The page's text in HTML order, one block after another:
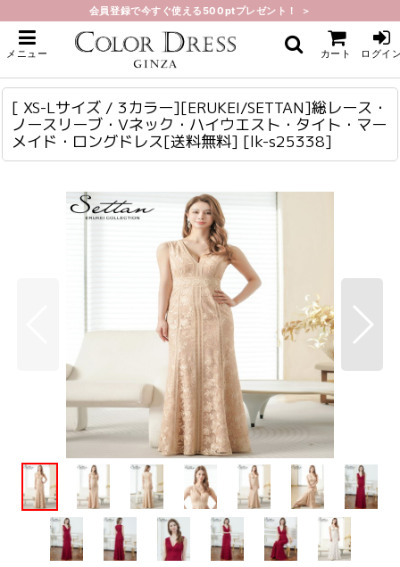
会員登録で今すぐ使える500ptプレゼント！ ＞
メニュー カート ログイ
ホーム > ロング・マキシ
[ XS-Lサイズ / 3カラー][ERUKEI/SETTAN]総レース・ノースリーブ・Vネッ
ク・ハイウエスト・タイト・マーメイド・ロングドレス[送料無料]
[ XS-Lサイズ / 3カラー][ERUKEI/SETTAN]総レース・
ノースリーブ・Vネック・ハイウエスト・タイト・マー
メイド・ロングドレス[送料無料] [lk-s25338]